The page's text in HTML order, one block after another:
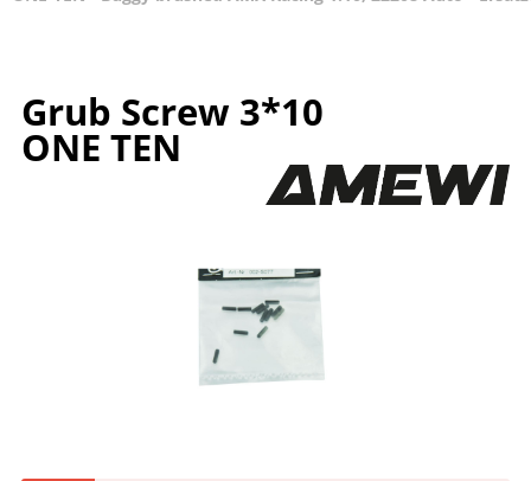
Grub Screw 3*10
ONE TEN